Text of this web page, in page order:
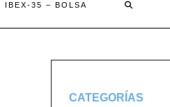
IBEX-35 – BOLSA
CATEGORÍAS